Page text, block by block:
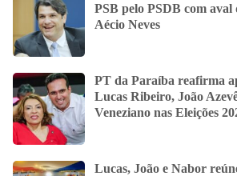
PSB pelo PSDB com aval
Aécio Neves
PT da Paraíba reafirma
Lucas Ribeiro, João
Veneziano nas Eleições
Lucas, João e Nabor